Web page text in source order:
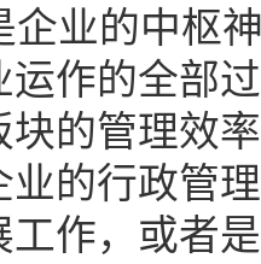
企业的中枢
运作的全部
块的管理效
业的行政管
工作，或者